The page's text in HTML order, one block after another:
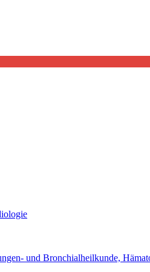
und Bronchialheilkunde,